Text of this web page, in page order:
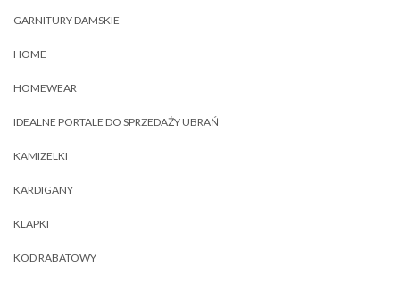
GARNITURY DAMSKIE
HOME
HOMEWEAR
IDEALNE PORTALE DO SPRZEDAŻY UBRAŃ
KAMIZELKI
KARDIGANY
KLAPKI
KOD RABATOWY